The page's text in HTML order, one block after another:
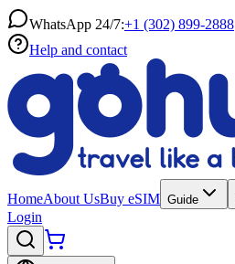
WhatsApp 24/7:+1 (302) 899-2888
Help and contact
HomeAbout UsBuy eSIM Guide
Login